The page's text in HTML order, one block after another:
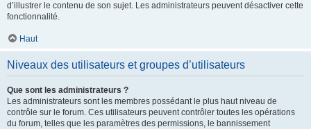
d’illustrer le contenu de son sujet. Les administrateurs peuvent désactiver cette
fonctionnalité.
Haut
Niveaux des utilisateurs et groupes d’utilisateurs
Que sont les administrateurs ?
Les administrateurs sont les membres possédant le plus haut niveau de
contrôle sur le forum. Ces utilisateurs peuvent contrôler toutes les opérations
du forum, telles que les paramètres des permissions, le bannissement